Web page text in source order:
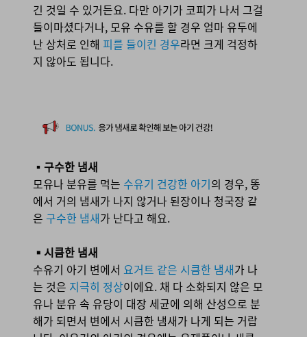
긴 것일 수 있거든요. 다만 아기가 코피가 나서 그걸
들이마셨다거나, 모유 수유를 할 경우 엄마 유두에
난 상처로 인해 피를 들이킨 경우라면 크게 걱정하
지 않아도 됩니다.
▪ 구수한 냄새
모유나 분유를 먹는 수유기 건강한 아기의 경우,똥
에서 거의 냄새가 나지 않거나 된장이나 청국장 같
은 구수한 냄새가 난다고 해요.
▪시큼한 냄새
수유기 아기 변에서 요거트 같은 시큼한 냄새가 나
는 것은 지극히 정상이에요. 채 다 소화되지 않은 모
유나 분유 속 유당이 대장 세균에 의해 산성으로 분
해가 되면서 변에서 시큼한 냄새가 나게 되는 거랍